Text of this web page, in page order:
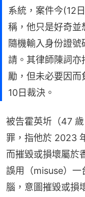
系統，案件今(12
稱，他只是好奇並
隨機輸入身份證
請。其律師陳詞亦
勵，但未必要因而
10日裁決。
被告霍英圻（47
罪，指他於 2023
而摧毀或損壞屬於
誤用（misuse）一
腦，意圖摧毀或損